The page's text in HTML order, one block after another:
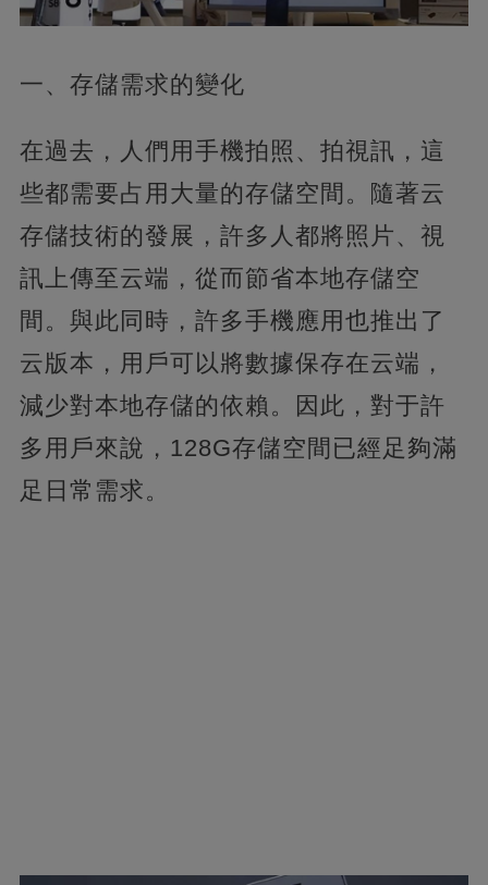
一、存儲需求的變化
在過去，人們用手機拍照、拍視訊，這
些都需要占用大量的存儲空間。隨著云
存儲技術的發展，許多人都將照片、視
訊上傳至云端，從而節省本地存儲空
間。與此同時，許多手機應用也推出了
云版本，用戶可以將數據保存在云端，
減少對本地存儲的依賴。因此，對于許
多用戶來說，128G存儲空間已經足夠滿
足日常需求。